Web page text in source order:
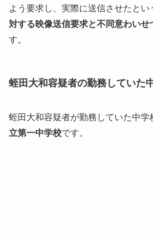
よう要求し、実際に送信させたとい
対する映像送信要求と不同意わいせ
す。
蛭田大和容疑者の勤務していた
蛭田大和容疑者が勤務していた中学
立第一中学校です。